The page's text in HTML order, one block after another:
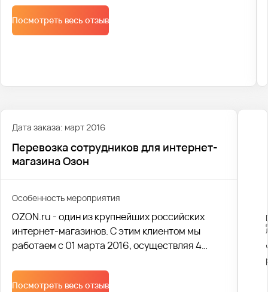
микроавтобусов ездят утром и вечером.
Ежедневно перевозится порядка 470 человек.
Нашей компанией было разработано мобильное
Посмотреть весь отзыв
Дата заказа: март 2016
Перевозка сотрудников для интернет-
магазина Озон
Особенность мероприятия
OZON.ru - один из крупнейших российских
интернет-магазинов. С этим клиентом мы
работаем с 01 марта 2016, осуществляя 4
Посмотреть весь отзыв